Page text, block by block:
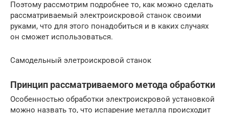
Поэтому рассмотрим подробнее то, как можно сделать
рассматриваемый электроискровой станок своими
руками, что для этого понадобиться и в каких случаях
он сможет использоваться.
Самодельный элетроискровой станок
Принцип рассматриваемого метода обработки
Особенностью обработки электроискровой установкой
можно назвать то, что испарение металла происходит